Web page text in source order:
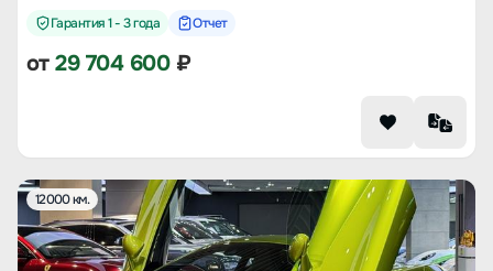
Гарантия 1 - 3 года Отчет
от29 704 600₽
12000 км.